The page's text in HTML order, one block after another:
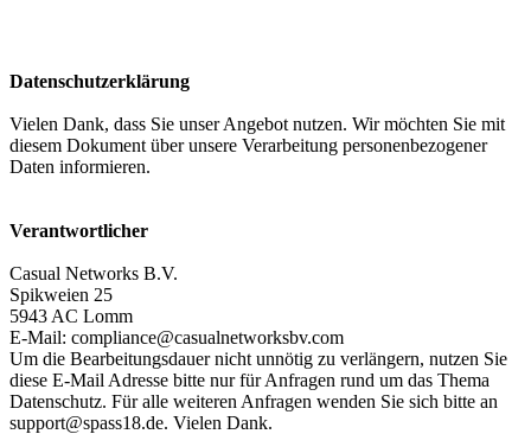
Datenschutzerklärung
Vielen Dank, dass Sie unser Angebot nutzen. Wir möchten Sie mit
diesem Dokument über unsere Verarbeitung personenbezogener
Daten informieren.
Verantwortlicher
Casual Networks B.V.
Spikweien 25
5943 AC Lomm
E-Mail: compliance@casualnetworksbv.com
Um die Bearbeitungsdauer nicht unnötig zu verlängern, nutzen Sie
diese E-Mail Adresse bitte nur für Anfragen rund um das Thema
Datenschutz. Für alle weiteren Anfragen wenden Sie sich bitte an
support@spass18.de. Vielen Dank.